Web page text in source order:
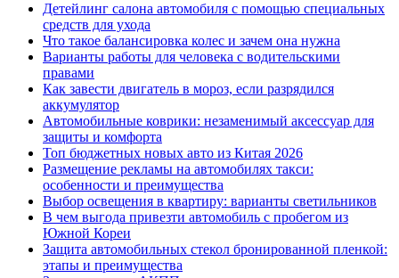
Детейлинг салона автомобиля с помощью специальных
средств для ухода
Что такое балансировка колес и зачем она нужна
Варианты работы для человека с водительскими
правами
Как завести двигатель в мороз, если разрядился
аккумулятор
Автомобильные коврики: незаменимый аксессуар для
защиты и комфорта
Топ бюджетных новых авто из Китая 2026
Размещение рекламы на автомобилях такси:
особенности и преимущества
Выбор освещения в квартиру: варианты светильников
В чем выгода привезти автомобиль с пробегом из
Южной Кореи
Защита автомобильных стекол бронированной пленкой:
этапы и преимущества